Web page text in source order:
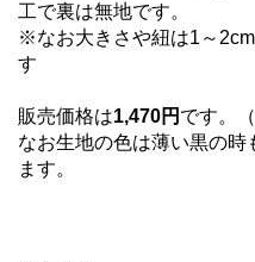
工で裏は無地です。
※なお大きさや紐は1～
す
販売価格は1,470円 です。
なお生地の色は薄い黒の時
ます。